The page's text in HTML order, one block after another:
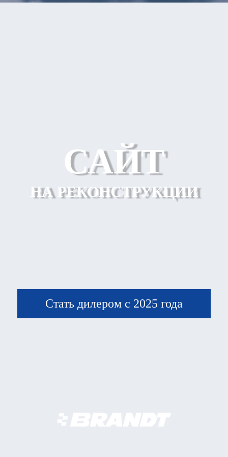
САЙТ
НА РЕКОНСТРУКЦИИ
Стать дилером с 2025 года